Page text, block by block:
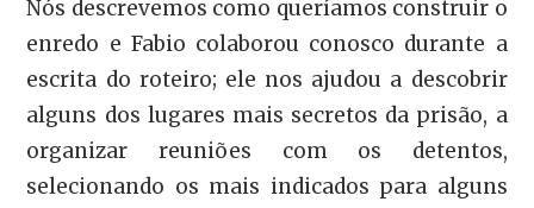
Nós descrevemos como queríamos construir o
enredo e Fabio colaborou conosco durante a
escrita do roteiro; ele nos ajudou a descobrir
alguns dos lugares mais secretos da prisão, a
organizar reuniões com os detentos,
selecionando os mais indicados para alguns